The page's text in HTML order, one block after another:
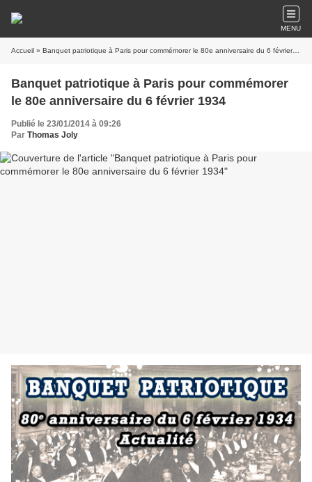
MENU
Accueil » Banquet patriotique à Paris pour commémorer le 80e anniversaire du 6 février 1934
Banquet patriotique à Paris pour commémorer
le 80e anniversaire du 6 février 1934
Publié le 23/01/2014 à 09:26
Par Thomas Joly